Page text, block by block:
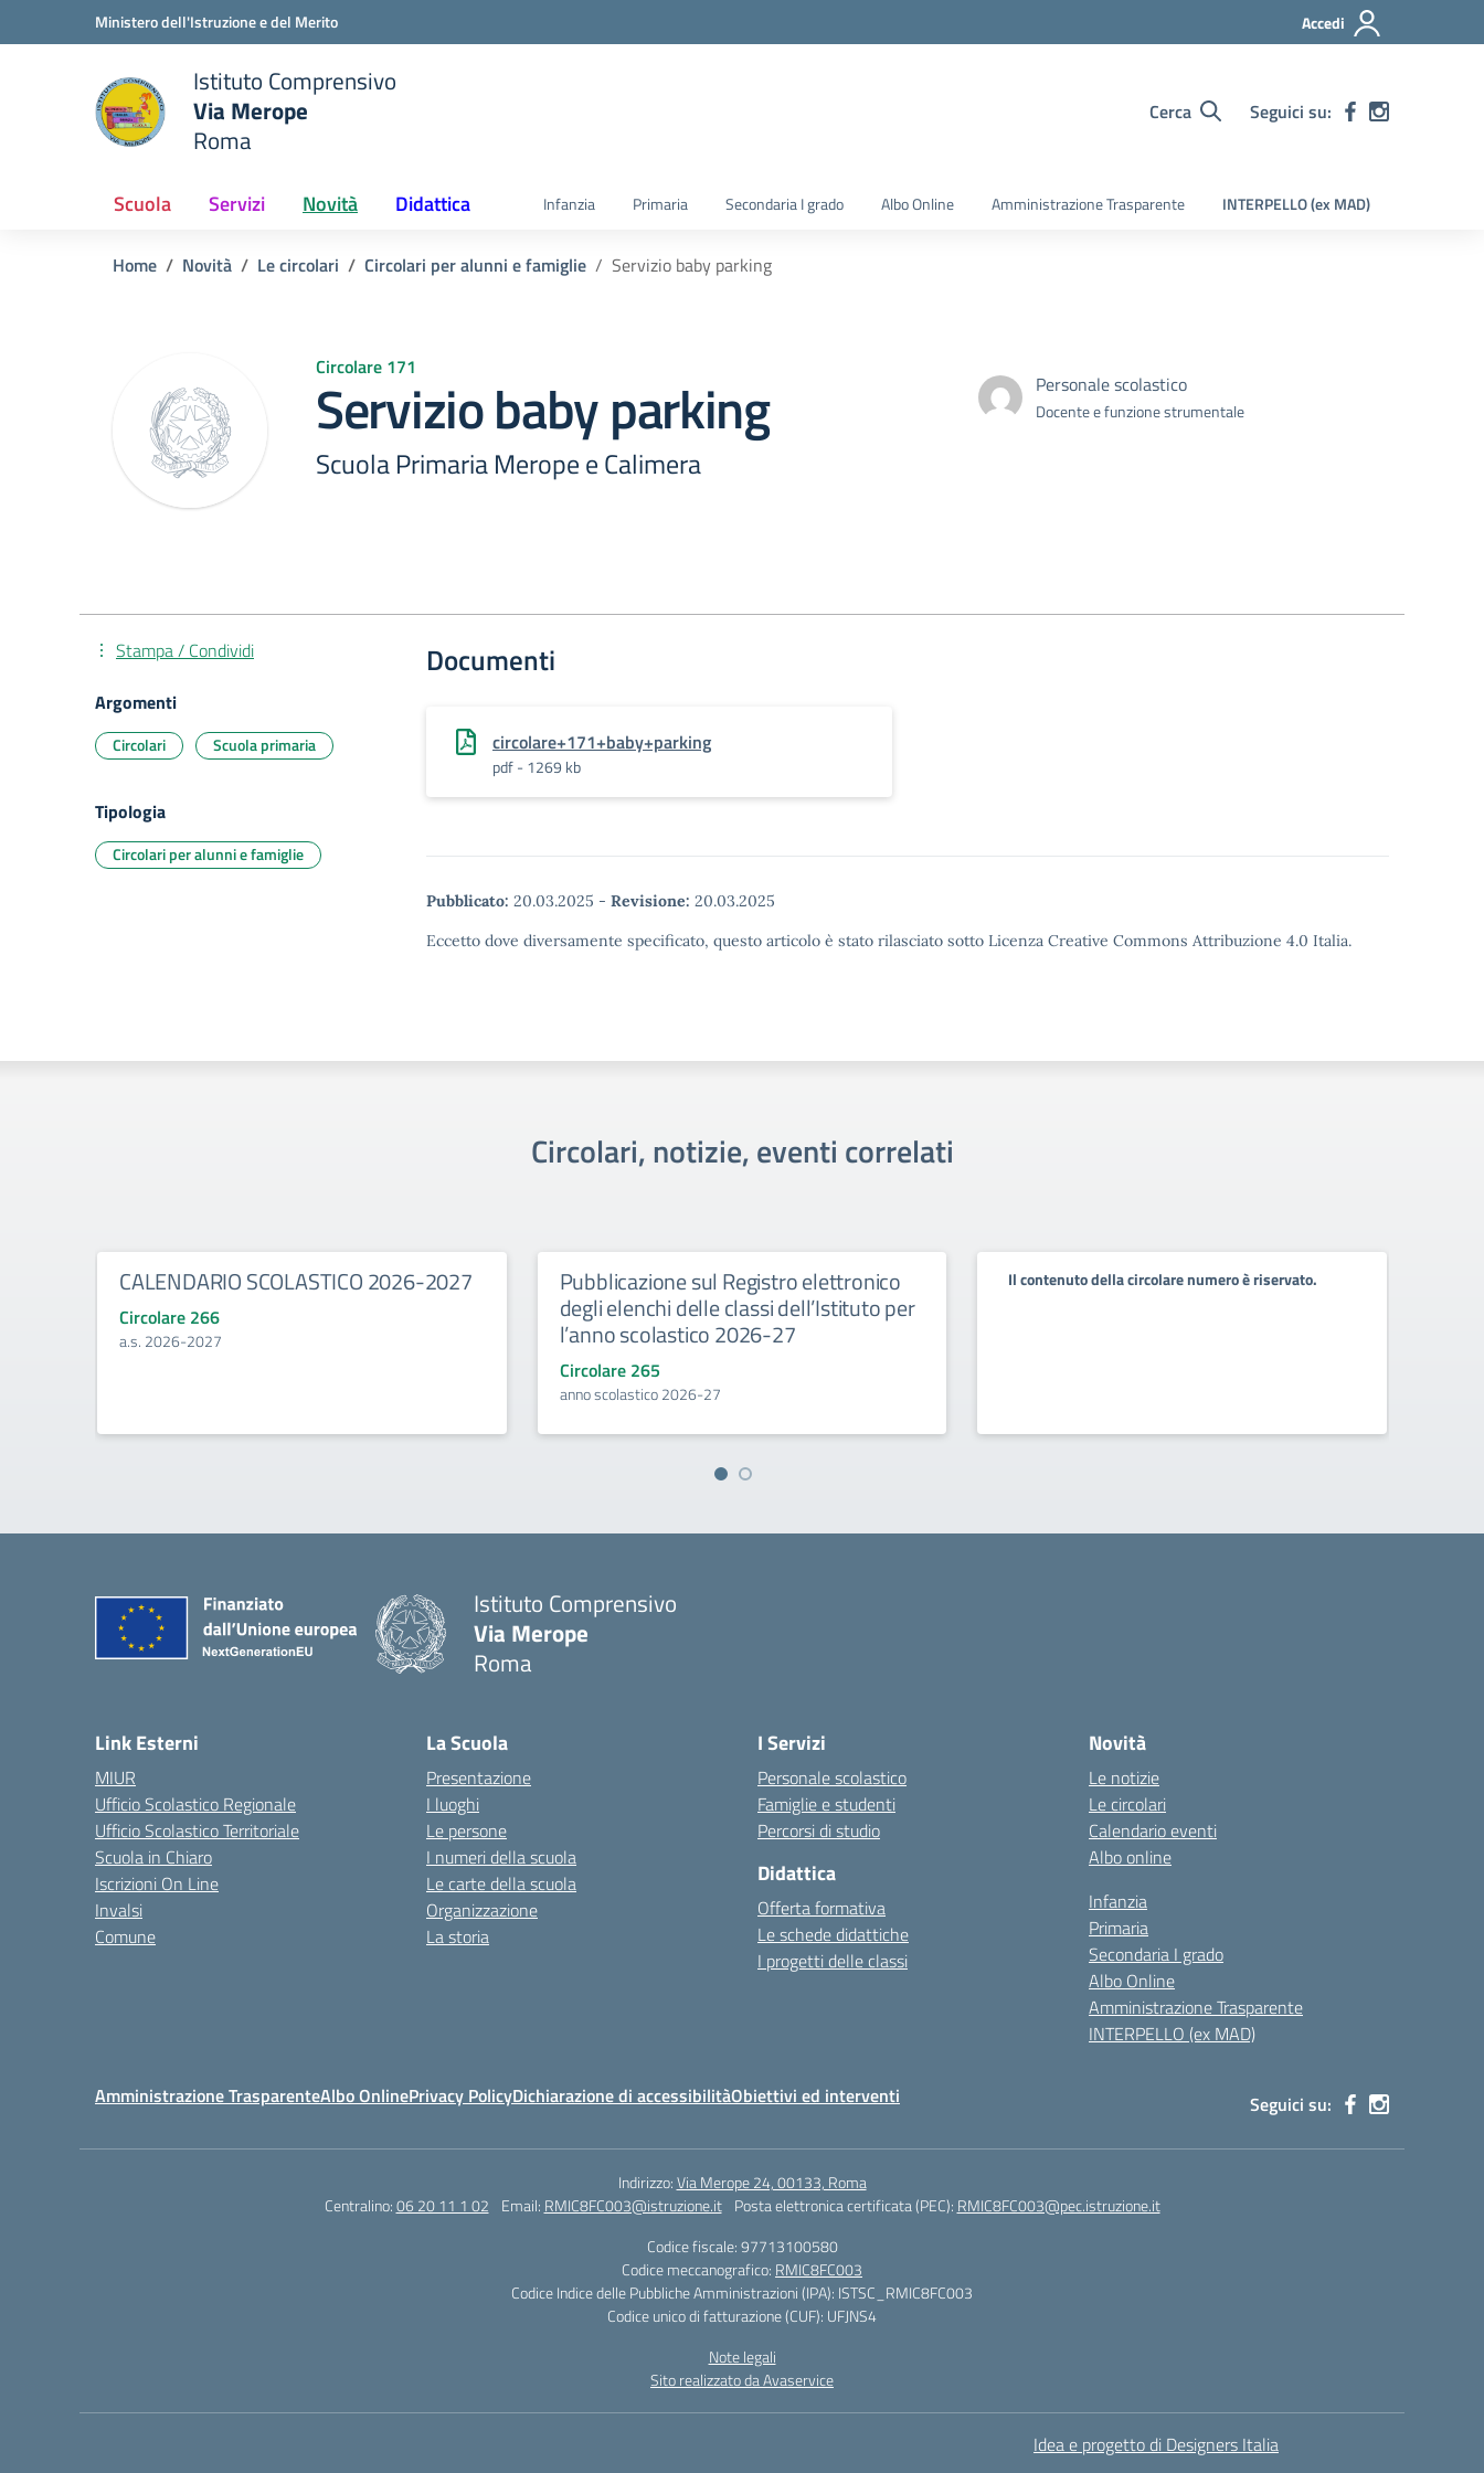
Vai ai contenuti
Vai al menu di navigazioneMinistero dell'Istruzione e del Merito Accedi
scuola
Istituto Comprensivo
Via Merope
Roma
Cerca Seguici su:
Scuola Servizi Novità Didattica Infanzia Primaria Secondaria I grado Albo Online Amministrazione Trasparente INTERPELLO (ex MAD)
Home Novità Le circolari Circolari per alunni e famiglie Servizio baby parking
Circolare 171
Servizio baby parking
Scuola Primaria Merope e Calimera
Personale scolastico
Docente e funzione strumentale
Documenti
circolare+171+baby+parking
pdf - 1269 kb
Pubblicato: 20.03.2025 - Revisione: 20.03.2025
Eccetto dove diversamente specificato, questo articolo è stato rilasciato sotto Licenza Creative Commons Attribuzione 4.0 Italia.
Stampa / Condividi
Argomenti
Circolari Scuola primaria
Tipologia
Circolari per alunni e famiglie
Circolari, notizie, eventi correlati
CALENDARIO SCOLASTICO 2026-2027
Circolare 266
a.s. 2026-2027
Pubblicazione sul Registro elettronico
degli elenchi delle classi dell’Istituto per
l’anno scolastico 2026-27
Circolare 265
anno scolastico 2026-27
Il contenuto della circolare numero è riservato.
Istituto Comprensivo
Via Merope
Roma
Link Esterni
MIUR
Ufficio Scolastico Regionale
Ufficio Scolastico Territoriale
Scuola in Chiaro
Iscrizioni On Line
Invalsi
Comune
La Scuola
Presentazione
I luoghi
Le persone
I numeri della scuola
Le carte della scuola
Organizzazione
La storia
I Servizi
Personale scolastico
Famiglie e studenti
Percorsi di studio
Didattica
Offerta formativa
Le schede didattiche
I progetti delle classi
Novità
Le notizie
Le circolari
Calendario eventi
Albo online
Infanzia
Primaria
Secondaria I grado
Albo Online
Amministrazione Trasparente
INTERPELLO (ex MAD)
Amministrazione TrasparenteAlbo OnlinePrivacy PolicyDichiarazione di accessibilitàObiettivi ed interventi Seguici su:
Indirizzo:Via Merope 24, 00133, Roma
Centralino:06 20 11 1 02 Email: RMIC8FC003@istruzione.it Posta elettronica certificata (PEC): RMIC8FC003@pec.istruzione.it
Codice fiscale: 97713100580
Codice meccanografico: RMIC8FC003
Codice Indice delle Pubbliche Amministrazioni (IPA): ISTSC_RMIC8FC003
Codice unico di fatturazione (CUF): UFJNS4
Note legali
Sito realizzato da Avaservice
Idea e progetto di Designers Italia